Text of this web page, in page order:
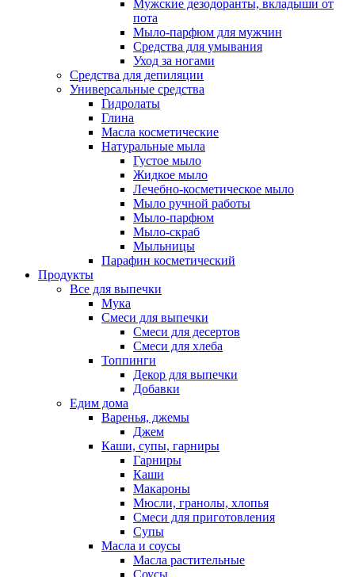
Мужские дезодоранты, вкладыши от
пота
Мыло-парфюм для мужчин
Средства для умывания
Уход за ногами
Средства для депиляции
Универсальные средства
Гидролаты
Глина
Масла косметические
Натуральные мыла
Густое мыло
Жидкое мыло
Лечебно-косметическое мыло
Мыло ручной работы
Мыло-парфюм
Мыло-скраб
Мыльницы
Парафин косметический
Продукты
Все для выпечки
Мука
Смеси для выпечки
Смеси для десертов
Смеси для хлеба
Топпинги
Декор для выпечки
Добавки
Едим дома
Варенья, джемы
Джем
Каши, супы, гарниры
Гарниры
Каши
Макароны
Мюсли, гранолы, хлопья
Смеси для приготовления
Супы
Масла и соусы
Масла растительные
Соусы